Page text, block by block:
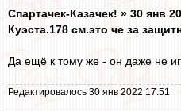
Спартачек-Казачек! » 30 янв
Куэста.178 см.это че за
Да ещё к тому же - он даже не
Редактировалось 30 янв 2022 17:51